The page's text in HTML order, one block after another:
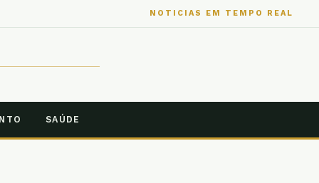
NOTICIAS EM TEMPO REAL
SAÚDE